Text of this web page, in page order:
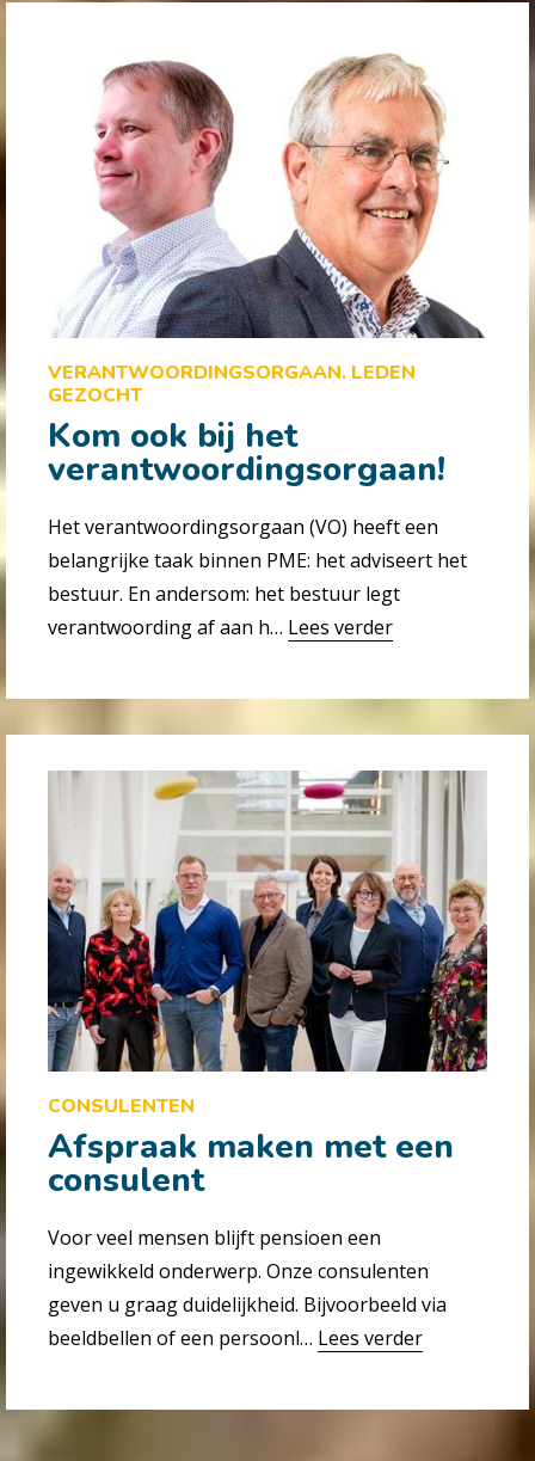
VERANTWOORDINGSORGAAN. LEDEN
GEZOCHT
Kom ook bij het
verantwoordingsorgaan!
Het verantwoordingsorgaan (VO) heeft een
belangrijke taak binnen PME: het adviseert het
bestuur. En andersom: het bestuur legt
verantwoording af aan h… Lees verder
CONSULENTEN
Afspraak maken met een
consulent
Voor veel mensen blijft pensioen een
ingewikkeld onderwerp. Onze consulenten
geven u graag duidelijkheid. Bijvoorbeeld via
beeldbellen of een persoonl… Lees verder